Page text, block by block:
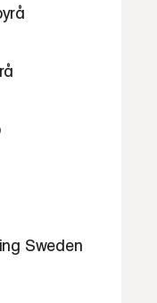
Sweden